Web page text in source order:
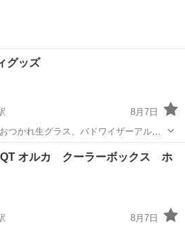
グッズ
8月7日
つかれ生グラス、バドワイザーアルミ
日本代表プリントタオルになります。
オルカ クーラーボックス ホ
8月7日